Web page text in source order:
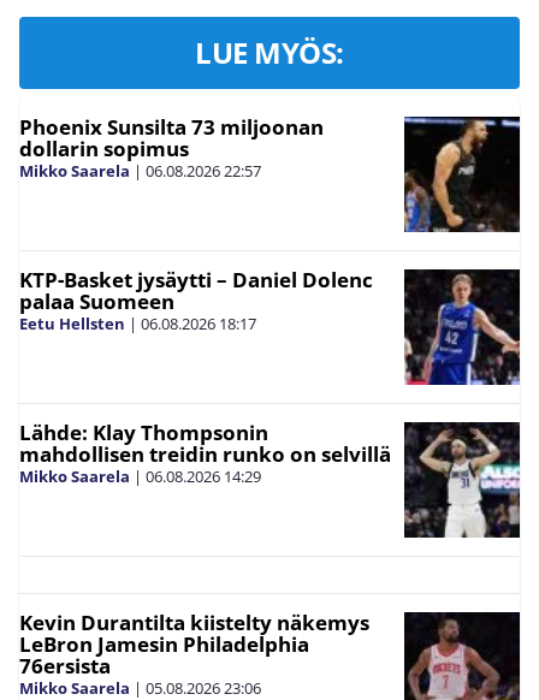
LUE MYÖS:
Phoenix Sunsilta 73 miljoonan
dollarin sopimus
Mikko Saarela | 06.08.202622:57
KTP-Basket jysäytti – Daniel Dolenc
palaa Suomeen
Eetu Hellsten | 06.08.2026 18:17
Lähde: Klay Thompsonin
mahdollisen treidin runko on selvillä
Mikko Saarela | 06.08.2026 14:29
Kevin Durantilta kiistelty näkemys
LeBron Jamesin Philadelphia
76ersista
Mikko Saarela | 05.08.202623:06